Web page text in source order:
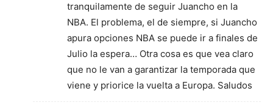
tranquilamente de seguir Juancho en la
NBA. El problema, el de siempre, si Juancho
apura opciones NBA se puede ir a finales de
Julio la espera… Otra cosa es que vea claro
que no le van a garantizar la temporada que
viene y priorice la vuelta a Europa. Saludos